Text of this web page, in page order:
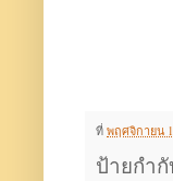
ที่ พฤศจิกายน
ป้ายกำ